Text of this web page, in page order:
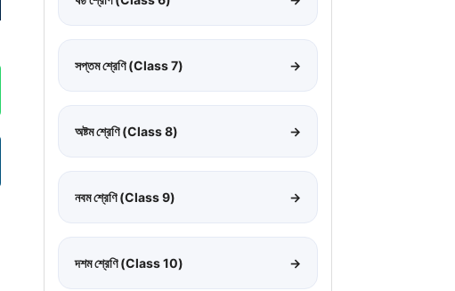
সপ্তম শ্রেণি (Class 7) →
অষ্টম শ্রেণি (Class 8) →
নবম শ্রেণি (Class 9) →
দশম শ্রেণি (Class 10) →